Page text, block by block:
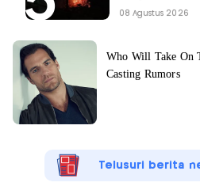
08 Agustus 2026
Telusuri berita